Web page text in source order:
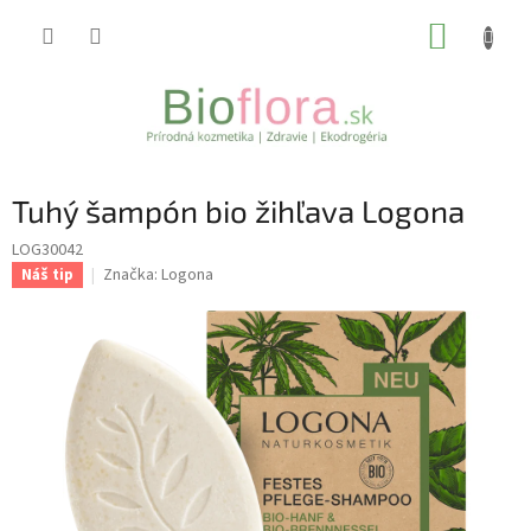
Tuhý šampón bio žihľava Logona
LOG30042
Náš tip Značka: Logona